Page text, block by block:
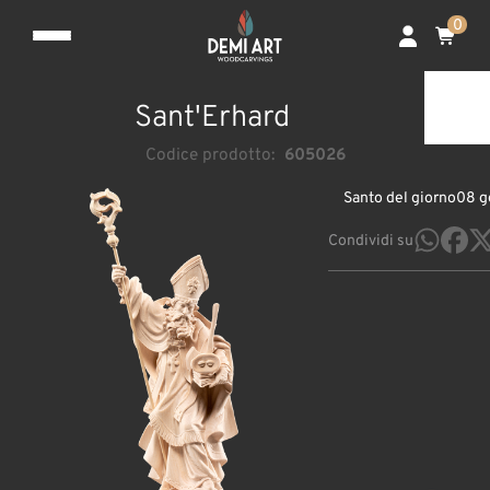
0
Sant'Erhard
Codice prodotto: 605026
Santo del giorno08
Condividi su